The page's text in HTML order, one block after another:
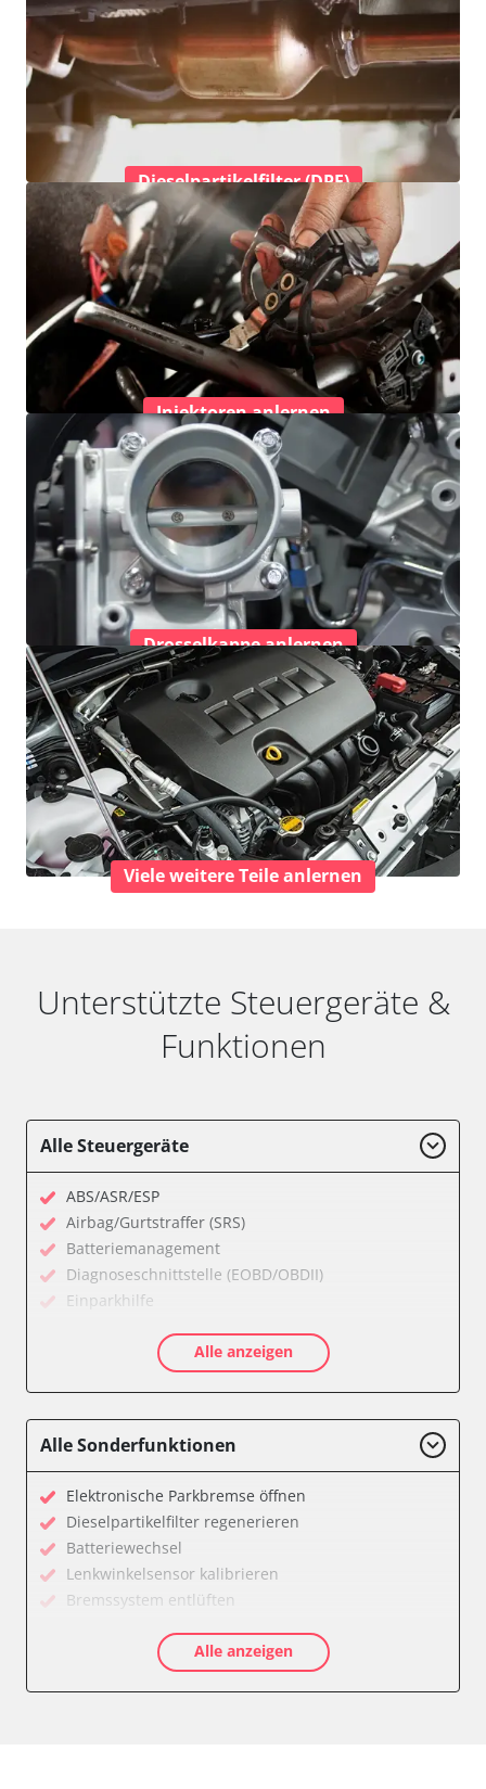
Dieselpartikelfilter (DPF)
Injektoren anlernen
Drosselkappe anlernen
Viele weitere Teile anlernen
Unterstützte Steuergeräte &
Funktionen
Alle Steuergeräte
ABS/ASR/ESP
Airbag/Gurtstraffer (SRS)
Batteriemanagement
Diagnoseschnittstelle (EOBD/OBDII)
Einparkhilfe
Feststellbremse (EPB / SBC)
Klimaanlage
Lenkradelektronik
Lenkradwinkel-Sensor
Leuchtweitenregulierung (LWR)
Medienplayer 3
Motorsteuerung (EMS)
Multifunktionslenkrad
Navigationssystem
Radio
Alle anzeigen
Alle Sonderfunktionen
Elektronische Parkbremse öffnen
Dieselpartikelfilter regenerieren
Batteriewechsel
Lenkwinkelsensor kalibrieren
Bremssystem entlüften
AGR Ventil anlernen
Luftmassenmesser anlernen
Alle anzeigen